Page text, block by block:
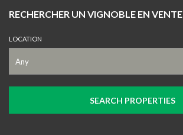
RECHERCHER UN VIGNOBLE EN VENTE
LOCATION